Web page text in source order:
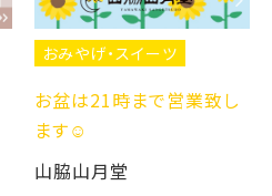
おみやげ・スイーツ
お盆は21時まで営業致し
ます☺️
山脇山月堂